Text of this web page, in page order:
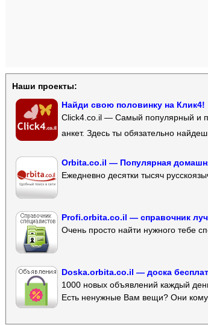
Наши проекты:
Найди свою половинку на Клик4!
Click4.co.il — Самый популярный и
анкет. Здесь ты обязательно
Orbita.co.il — Популярная
Ежедневно десятки тысяч
Profi.orbita.co.il — справочник
Очень просто найти нужного тебе
Doska.orbita.co.il — доска
1000 новых объявлений каждый
Есть ненужные Вам вещи? Они